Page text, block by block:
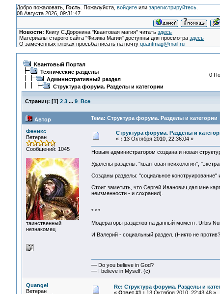
Добро пожаловать, Гость. Пожалуйста, войдитеили зарегистрируйтесь.
08 Августа 2026, 09:31:47
Новости: Книгу С.Доронина "Квантовая магия" читатьздесь
Материалы старого сайта "Физика Магии" доступны для просмотраздесь
О замеченных глюках просьба писать на почтуquantmag@mail.ru
Квантовый Портал
Технические разделы
Административный раздел
Структура форума. Разделы и категории
0
Страниц: [1] 2 3 ... 9 Все
Автор Тема: Структура форума. Разделы и категории
Феникс
Ветеран
Сообщений: 1045
таинственный
незнакомец
Структура форума. Разделы и
« : 13 Октября 2010, 22:36:04 »
Новым администратором создана и новая
Удалены разделы: "квантовая психология",
Созданы разделы: "социальное конструирование"
Стоит заметить, что Сергей Иванович дал мне
неизменности - и сохранил).
* * *
Модераторы разделов на данный момент: Urbis
И Валерий - социальный раздел. (Никто не
— Do you believe in God?
— I believe in Myself. (c)
Quangel
Ветеран
Re: Структура форума. Разделы и
« Ответ #1 : 13 Октября 2010, 22:43:48 »